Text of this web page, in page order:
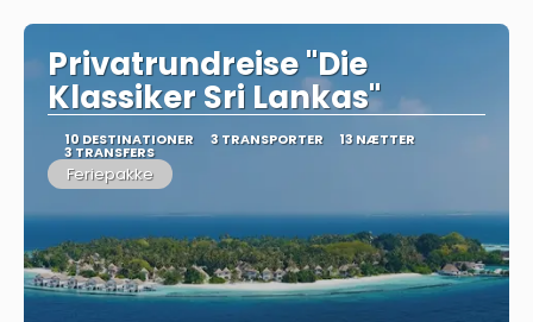
Privatrundreise "Die
Klassiker Sri Lankas"
10 DESTINATIONER 3 TRANSPORTER 13 NÆTTER
3 TRANSFERS
Feriepakke